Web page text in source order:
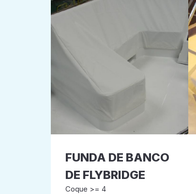
FUNDA DE BANCO
DE FLYBRIDGE
Coque >= 4